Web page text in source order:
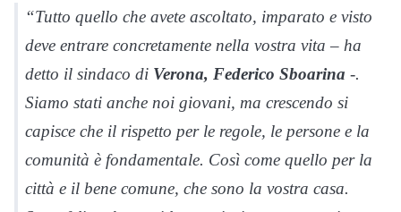
“Tutto quello che avete ascoltato, imparato e visto
deve entrare concretamente nella vostra vita – ha
detto il sindaco di Verona, Federico Sboarina -.
Siamo stati anche noi giovani, ma crescendo si
capisce che il rispetto per le regole, le persone e la
comunità è fondamentale. Così come quello per la
città e il bene comune, che sono la vostra casa.